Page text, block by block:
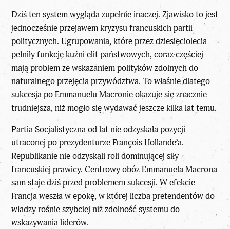
Dziś ten system wygląda zupełnie inaczej. Zjawisko to jest
jednocześnie przejawem kryzysu francuskich partii
politycznych. Ugrupowania, które przez dziesięciolecia
pełniły funkcję kuźni elit państwowych, coraz częściej
mają problem ze wskazaniem polityków zdolnych do
naturalnego przejęcia przywództwa. To właśnie dlatego
sukcesja po Emmanuelu Macronieokazuje się znacznie
trudniejsza, niż mogło się wydawać jeszcze kilka lat temu.
Partia Socjalistyczna od lat nie odzyskała pozycji
utraconej po prezydenturze François Hollande’a.
Republikanie nie odzyskali roli dominującej siły
francuskiej prawicy. Centrowy obóz Emmanuela Macrona
sam staje dziś przed problemem sukcesji. W efekcie
Francja weszła w epokę, w której liczba pretendentów do
władzy rośnie szybciej niż zdolność systemu do
wskazywania liderów.